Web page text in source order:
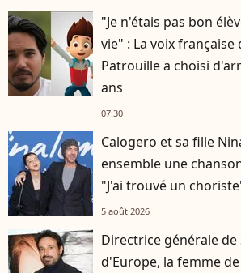
"Je n'étais pas bon
vie" : La voix française
Patrouille a choisi
ans
07:30
Calogero et sa fille
ensemble une
"J'ai trouvé un
5 août 2026
Directrice générale de
d'Europe, la femme